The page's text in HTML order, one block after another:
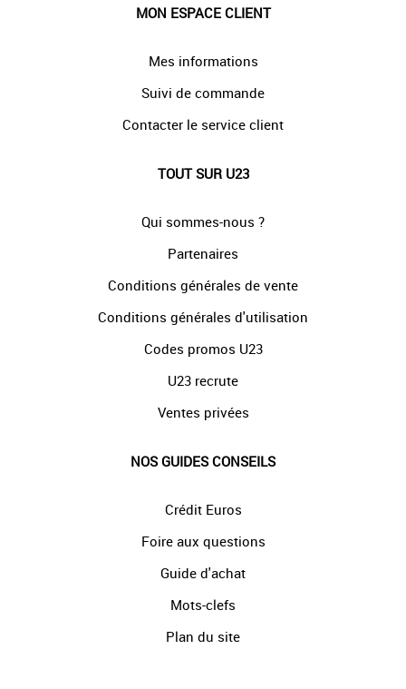
MON ESPACE CLIENT
Mes informations
Suivi de commande
Contacter le service client
TOUT SUR U23
Qui sommes-nous ?
Partenaires
Conditions générales de vente
Conditions générales d'utilisation
Codes promos U23
U23 recrute
Ventes privées
NOS GUIDES CONSEILS
Crédit Euros
Foire aux questions
Guide d'achat
Mots-clefs
Plan du site